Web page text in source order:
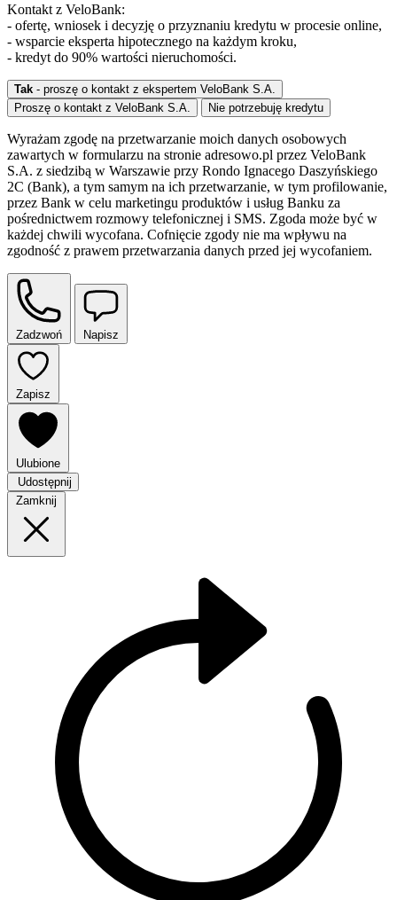
Kontakt z VeloBank:
- ofertę, wniosek i decyzję o przyznaniu kredytu w procesie online,
- wsparcie eksperta hipotecznego na każdym kroku,
- kredyt do 90% wartości nieruchomości.
Tak - proszę o kontakt z ekspertem VeloBank S.A.
Proszę o kontakt z VeloBank S.A.
Nie potrzebuję kredytu
Wyrażam zgodę na przetwarzanie moich danych osobowych
zawartych w formularzu na stronie adresowo.pl przez VeloBank
S.A. z siedzibą w Warszawie przy Rondo Ignacego Daszyńskiego
2C (Bank), a tym samym na ich przetwarzanie, w tym profilowanie,
przez Bank w celu marketingu produktów i usług Banku za
pośrednictwem rozmowy telefonicznej i SMS. Zgoda może być w
każdej chwili wycofana. Cofnięcie zgody nie ma wpływu na
zgodność z prawem przetwarzania danych przed jej wycofaniem.
Zadzwoń Napisz
Zapisz
Ulubione
Udostępnij
Zamknij